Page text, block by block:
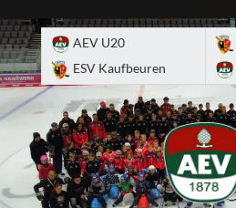
to
content
AEV U20
ESV Kaufbeuren